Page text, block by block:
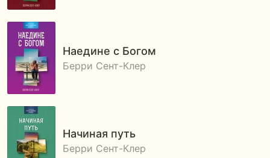
Наедине с Богом
Берри Сент-Клер
Начиная путь
Берри Сент-Клер